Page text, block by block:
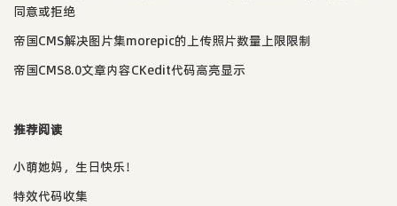
同意或拒绝
帝国CMS解决图片集morepic的上传照片数量上限限制
帝国CMS8.0文章内容CKedit代码高亮显示
推荐阅读
小萌她妈，生日快乐！
特效代码收集